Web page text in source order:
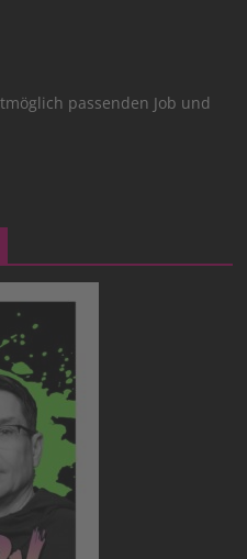
passenden Job und